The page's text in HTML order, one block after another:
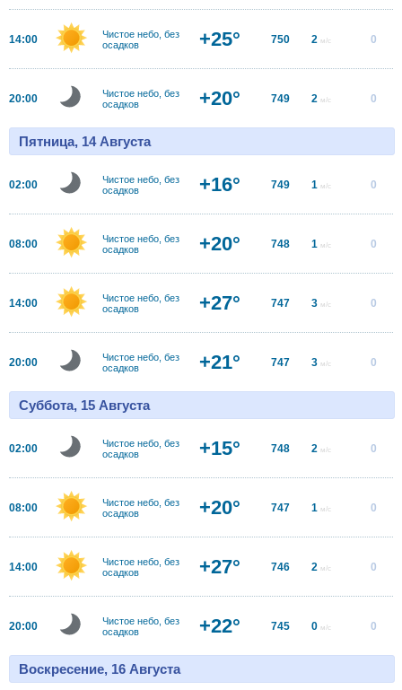
14:00
Чистое небо, без
осадков
+25° 750 2 м/с 0
20:00
Чистое небо, без
осадков
+20° 749 2 м/с 0
Пятница, 14 Августа
02:00
Чистое небо, без
осадков
+16° 749 1 м/с 0
08:00
Чистое небо, без
осадков
+20° 748 1 м/с 0
14:00
Чистое небо, без
осадков
+27° 747 3 м/с 0
20:00
Чистое небо, без
осадков
+21° 747 3 м/с 0
Суббота, 15 Августа
02:00
Чистое небо, без
осадков
+15° 748 2 м/с 0
08:00
Чистое небо, без
осадков
+20° 747 1 м/с 0
14:00
Чистое небо, без
осадков
+27° 746 2 м/с 0
20:00
Чистое небо, без
осадков
+22° 745 0 м/с 0
Воскресение, 16 Августа